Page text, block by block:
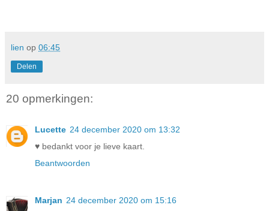
lien op 06:45
Delen
20 opmerkingen:
Lucette 24 december 2020 om 13:32
♥ bedankt voor je lieve kaart.
Beantwoorden
Marjan 24 december 2020 om 15:16